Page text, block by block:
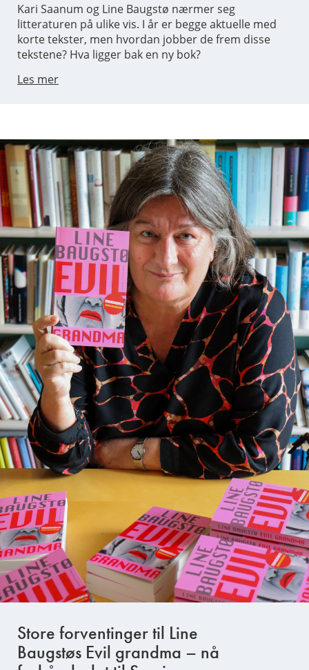
Kari Saanum og Line Baugstø nærmer seg
litteraturen på ulike vis. I år er begge aktuelle med
korte tekster, men hvordan jobber de frem disse
tekstene? Hva ligger bak en ny bok?
Les mer
Store forventinger til Line
Baugstøs Evil grandma – nå